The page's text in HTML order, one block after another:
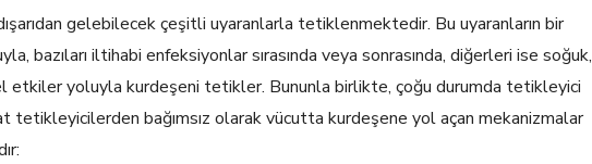
gelebilecek çeşitli uyaranlarla tetiklenmektedir. Bu uyaranların bir
bazıları iltihabi enfeksiyonlar sırasında veya sonrasında, diğerleri ise soğuk,
etkiler yoluyla kurdeşeni tetikler. Bununla birlikte, çoğu durumda tetikleyici
tetikleyicilerden bağımsız olarak vücutta kurdeşene yol açan mekanizmalar